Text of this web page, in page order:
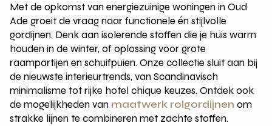
Met de opkomst van energiezuinige woningen in Oud
Ade groeit de vraag naar functionele én stijlvolle
gordijnen. Denk aan isolerende stoffen die je huis warm
houden in de winter, of oplossing voor grote
raampartijen en schuifpuien. Onze collectie sluit aan bij
de nieuwste interieurtrends, van Scandinavisch
minimalisme tot rijke hotel chique keuzes. Ontdek ook
de mogelijkheden van maatwerk rolgordijnen om
strakke lijnen te combineren met zachte stoffen.